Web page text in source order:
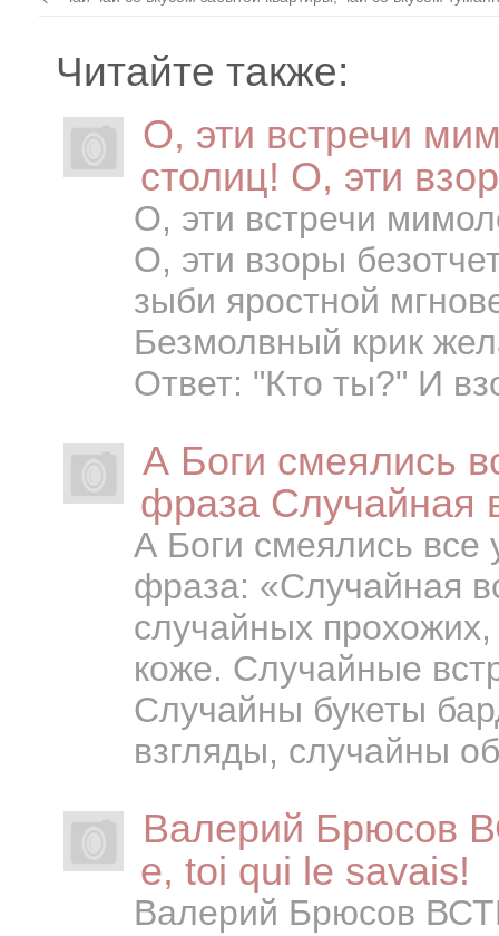
Читайте также:
О, эти встречи
столиц! О, эти
О, эти встречи
О, эти взоры
зыби яростной
Безмолвный крик
Ответ: "Кто ты?" И
А Боги смеялись
фраза Случайная
А Боги смеялись
фраза: «Случайная
случайных
коже. Случайные
Случайны букеты
взгляды, случайны
Валерий Брюсов
e, toi qui le savais!
Валерий Брюсов